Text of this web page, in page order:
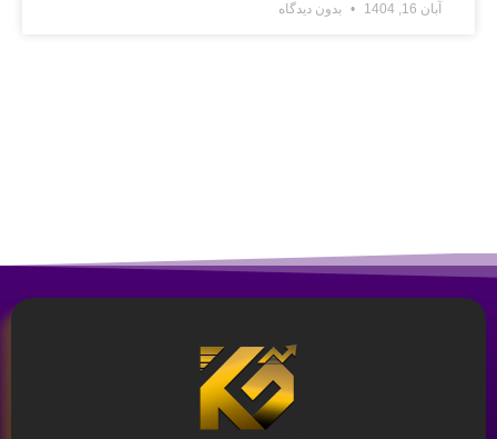
آبان 16, 1404 بدون دیدگاه